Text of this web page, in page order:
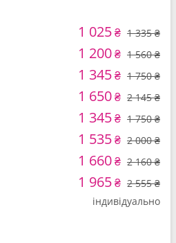
1 025₴ 1 335 ₴
1 200₴ 1 560 ₴
1 345₴ 1 750 ₴
1 650₴ 2 145 ₴
1 345₴ 1 750 ₴
1 535₴ 2 000 ₴
1 660₴ 2 160 ₴
1 965₴ 2 555 ₴
індивідуально